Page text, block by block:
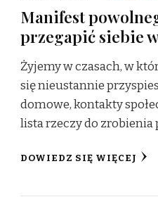
Manifest
przegapić siebie
Żyjemy w czasach, w
się nieustannie
domowe, kontakty
lista rzeczy do zrobienia
DOWIEDZ SIĘ WIĘCEJ